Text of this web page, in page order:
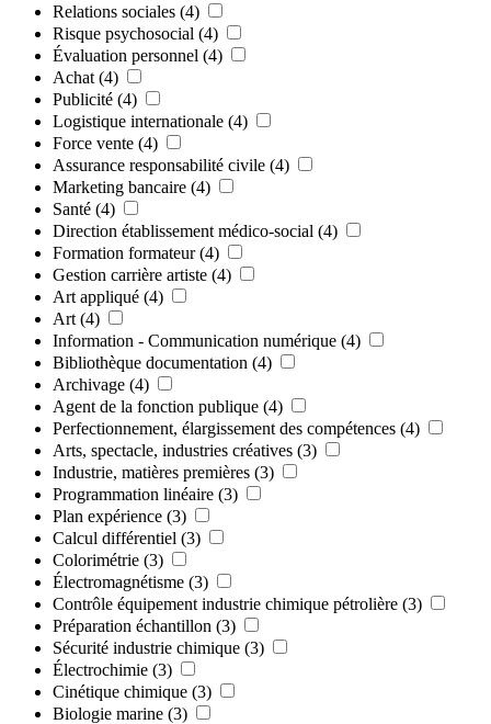
Relations sociales (4)
Risque psychosocial (4)
Évaluation personnel (4)
Achat (4)
Publicité (4)
Logistique internationale (4)
Force vente (4)
Assurance responsabilité civile (4)
Marketing bancaire (4)
Santé (4)
Direction établissement médico-social (4)
Formation formateur (4)
Gestion carrière artiste (4)
Art appliqué (4)
Art (4)
Information - Communication numérique (4)
Bibliothèque documentation (4)
Archivage (4)
Agent de la fonction publique (4)
Perfectionnement, élargissement des compétences (4)
Arts, spectacle, industries créatives (3)
Industrie, matières premières (3)
Programmation linéaire (3)
Plan expérience (3)
Calcul différentiel (3)
Colorimétrie (3)
Électromagnétisme (3)
Contrôle équipement industrie chimique pétrolière (3)
Préparation échantillon (3)
Sécurité industrie chimique (3)
Électrochimie (3)
Cinétique chimique (3)
Biologie marine (3)